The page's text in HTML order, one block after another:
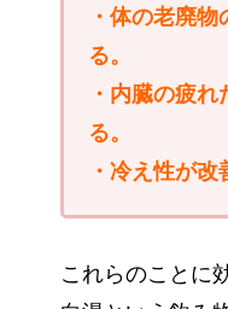
・体の老廃
る。
・内臓の疲
る。
・冷え性が改
これらのことに